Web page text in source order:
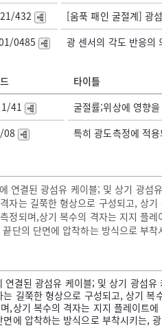
432
[움푹 패인 굴절계] 광
0485 광 센서의 각도 반응
타이틀
41
굴절률;위상에 영향
08 특히 광도측정에 적
연결된 광섬유 케이블; 및 상기 광섬
자는 길쭉한 형상으로 구성되고, 상
정되며,상기 복수의 격자는 지지 플
단의 단면에 압착하는 방식으로 부
결된 광섬유 케이블; 및 상기 광섬
길쭉한 형상으로 구성되고, 상기
,상기 복수의 격자는 지지 플레이트
에 압착하는 방식으로 부착시키는,